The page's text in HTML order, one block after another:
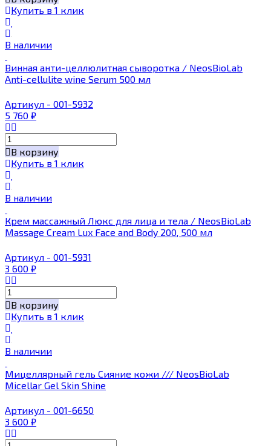
Купить в 1 клик
В наличии
Винная анти-целлюлитная сыворотка / NeosBioLab
Anti-cellulite wine Serum 500 мл
Артикул - 001-5932
5 760 ₽
В корзину
Купить в 1 клик
В наличии
Крем массажный Люкс для лица и тела / NeosBioLab
Massage Cream Lux Face and Body 200, 500 мл
Артикул - 001-5931
3 600 ₽
В корзину
Купить в 1 клик
В наличии
Мицеллярный гель Сияние кожи /// NeosBioLab
Micellar Gel Skin Shine
Артикул - 001-6650
3 600 ₽